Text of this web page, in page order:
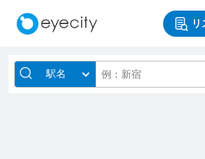
駅名